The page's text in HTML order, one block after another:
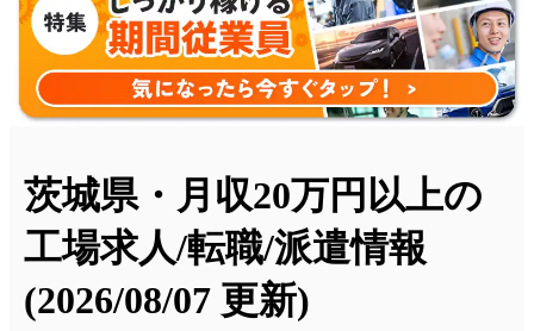
茨城県・月収20万円以上の
工場求人/転職/派遣情報
(2026/08/07 更新)